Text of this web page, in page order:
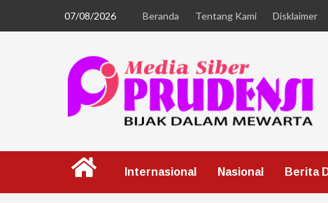
07/08/2026 Beranda Tentang Kami Disklaimer
Internasional Nasional Berita